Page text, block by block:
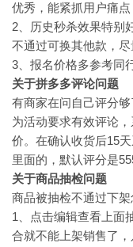
优秀，能紧抓用户痛点
2 、历史秒杀效果特
不通过可换其他款，尽
3 、报名价格多参考同
关于拼多多评论问题
有商家在问自己评分
为活动要求有效评论
价。在确认收货后15
里面的，默认评分是
关于商品抽检问题
商品被抽检不通过下架
1
、点击编辑查看上
合就不能上架销售了